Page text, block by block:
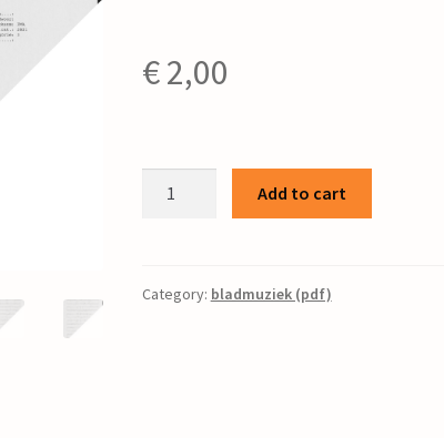
€2,00
quantity
Add to cart
Category: bladmuziek (pdf)